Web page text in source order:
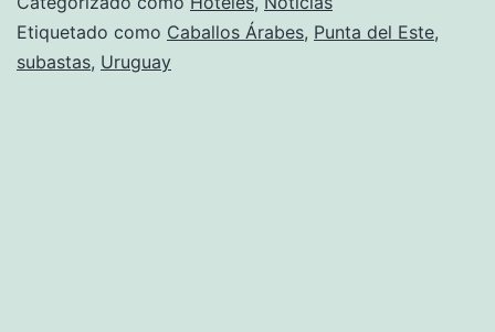
lujo
Etiquetado como Caballos Árabes, Punta del Este,
subastas, Uruguay